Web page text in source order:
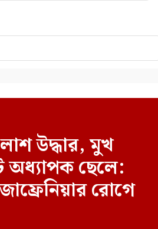
উদ্ধার, মুখ
ছেলে:
রোগে